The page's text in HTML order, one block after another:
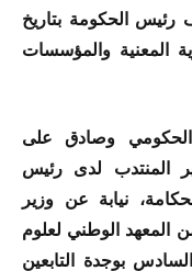
رئيس الحكومة بتاريخ
المعنية والمؤسسات
وصادق على
المنتدب لدى رئيس
نيابة عن وزير
يجعلان ابتداء من يناير 2016، من المعهد الوطني لعلوم
بوجدة التابعين